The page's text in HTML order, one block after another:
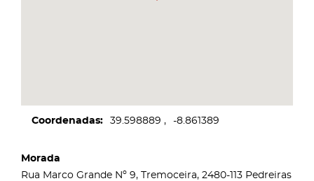
Coordenadas 39.598889 -8.861389
Morada
Rua Marco Grande Nº 9, Tremoceira, 2480-113 Pedreiras